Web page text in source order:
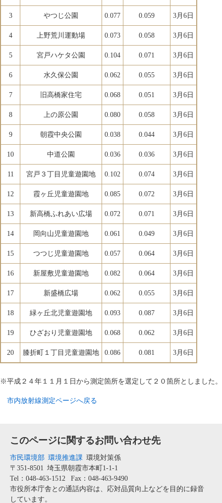
3 やつじ公園 0.077 0.059 3月6日
4 上野荒川運動場 0.073 0.058 3月6日
5 宮戸ハケタ公園 0.104 0.071 3月6日
6 水久保公園 0.062 0.055 3月6日
7 旧高橋家住宅 0.068 0.051 3月6日
8 上の原公園 0.080 0.058 3月6日
9 朝霞中央公園 0.038 0.044 3月6日
10 中道公園 0.036 0.036 3月6日
11 宮戸３丁目児童遊園地 0.102 0.074 3月6日
12 霞ヶ丘児童遊園地 0.085 0.072 3月6日
13 新高橋ふれあい広場 0.072 0.071 3月6日
14 岡向山児童遊園地 0.061 0.049 3月6日
15 つつじ児童遊園地 0.057 0.064 3月6日
16 新屋敷児童遊園地 0.082 0.064 3月6日
17 新盛橋広場 0.062 0.055 3月6日
18 緑ヶ丘北児童遊園地 0.093 0.087 3月6日
19 ひざおり児童遊園地 0.068 0.062 3月6日
20 膝折町１丁目児童遊園地 0.086 0.081 3月6日
※平成２４年１１月１日から測定箇所を選定して２０箇所としました。
市内放射線測定ページへ戻る
このページに関するお問い合わせ先
市民環境部 環境推進課 環境対策係
〒351-8501 埼玉県朝霞市本町1-1-1
Tel：048-463-1512
Fax：048-463-9490
市役所本庁舎との通話内容は、応対品質向上などを目的に録音
しています。